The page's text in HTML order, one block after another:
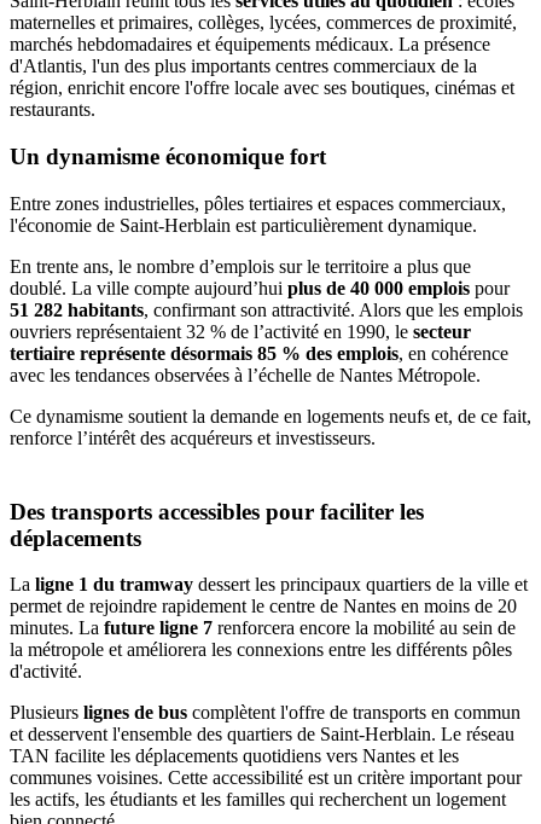
maternelles et primaires, collèges, lycées, commerces de proximité,
marchés hebdomadaires et équipements médicaux. La présence
d'Atlantis, l'un des plus importants centres commerciaux de la
région, enrichit encore l'offre locale avec ses boutiques, cinémas et
restaurants.
Un dynamisme économique fort
Entre zones industrielles, pôles tertiaires et espaces commerciaux,
l'économie de Saint-Herblain est particulièrement dynamique.
En trente ans, le nombre d’emplois sur le territoire a plus que
doublé. La ville compte aujourd’hui plus de 40 000 emplois pour
51 282 habitants, confirmant son attractivité. Alors que les emplois
ouvriers représentaient 32 % de l’activité en 1990, le secteur
tertiaire représente désormais 85 % des emplois, en cohérence
avec les tendances observées à l’échelle de Nantes Métropole.
Ce dynamisme soutient la demande en logements neufs et, de ce fait,
renforce l’intérêt des acquéreurs et investisseurs.
Des transports accessibles pour faciliter les
déplacements
La ligne 1 du tramway dessert les principaux quartiers de la ville et
permet de rejoindre rapidement le centre de Nantes en moins de 20
minutes. La future ligne 7 renforcera encore la mobilité au sein de
la métropole et améliorera les connexions entre les différents pôles
d'activité.
Plusieurs lignes de bus complètent l'offre de transports en commun
et desservent l'ensemble des quartiers de Saint-Herblain. Le réseau
TAN facilite les déplacements quotidiens vers Nantes et les
communes voisines. Cette accessibilité est un critère important pour
les actifs, les étudiants et les familles qui recherchent un logement